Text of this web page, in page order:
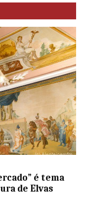
é tema
de Elvas